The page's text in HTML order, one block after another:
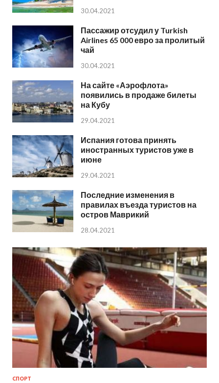
30.04.2021
Пассажир отсудил у Turkish
Airlines 65 000 евро за пролитый
чай
30.04.2021
На сайте «Аэрофлота»
появились в продаже билеты
на Кубу
29.04.2021
Испания готова принять
иностранных туристов уже в
июне
29.04.2021
Последние изменения в
правилах въезда туристов на
остров Маврикий
28.04.2021
СПОРТ